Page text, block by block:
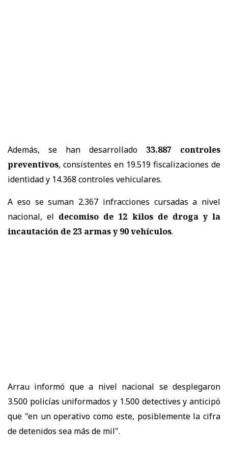
Además, se han desarrollado 33.887 controles
preventivos, consistentes en 19.519 fiscalizaciones de
identidad y 14.368 controles vehiculares.
A eso se suman 2.367 infracciones cursadas a nivel
nacional, el decomiso de 12 kilos de droga y la
incautación de 23 armas y 90 vehículos.
Arrau informó que a nivel nacional se desplegaron
3.500 policías uniformados y 1.500 detectives y anticipó
que "en un operativo como este, posiblemente la cifra
de detenidos sea más de mil".